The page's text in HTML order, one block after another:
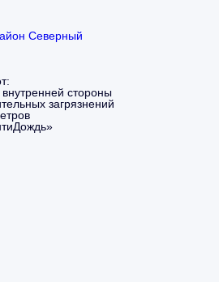
Северный
стороны
загрязнений